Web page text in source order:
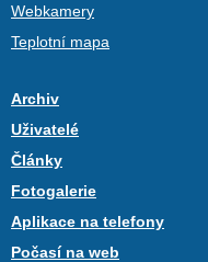
Webkamery
Teplotní mapa
Archiv
Uživatelé
Články
Fotogalerie
Aplikace na telefony
Počasí na web